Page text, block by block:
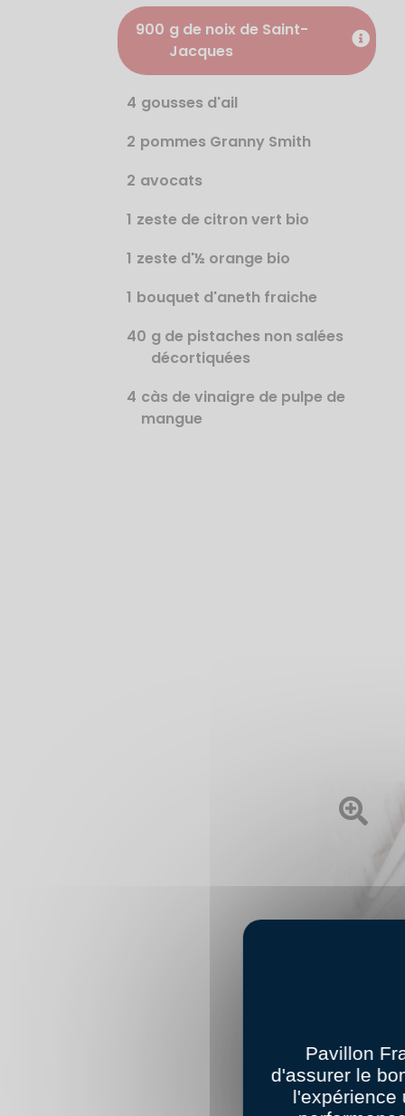
900 g de noix de Saint-
Jacques
4 gousses d'ail
2 pommes Granny Smith
2 avocats
1 zeste de citron vert bio
1 zeste d'½ orange bio
1 bouquet d'aneth fraiche
40 g de pistaches non salées
décortiquées
4 càs de vinaigre de pulpe de
mangue
Ouvrir
Pavillon
d'assurer le
l'expérience